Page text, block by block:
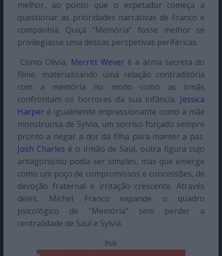
melhor, ao ponto que o espetador começa a
questionar as prioridades narrativas de Franco e
companhia. Quiçá “Memória” fosse melhor se
privilegiasse uma dessas perspetivas periféricas.
Como Olivia, Merritt Weveré a arma secreta do
filme, materializando uma relação contraditória
com a memória no modo como as irmãs
confrontam os horrores da sua infância. Jessica
Harperé igualmente impressionante como a mãe
monstruosa de Sylvia, um sorriso forçado sempre
pronto a negar a dor da filha para manter a paz.
Josh Charles é o irmão de Saul, outra figura cujo
antagonismo podia ser simples, mas que emerge
como um poço de compromissos e concessões, de
devoção fraternal e irritação crescente. Através
deles, Michel Franco expande o quadro
psicológico de “Memória” sem perder a
centralidade de Saul e Sylvia.
Pub